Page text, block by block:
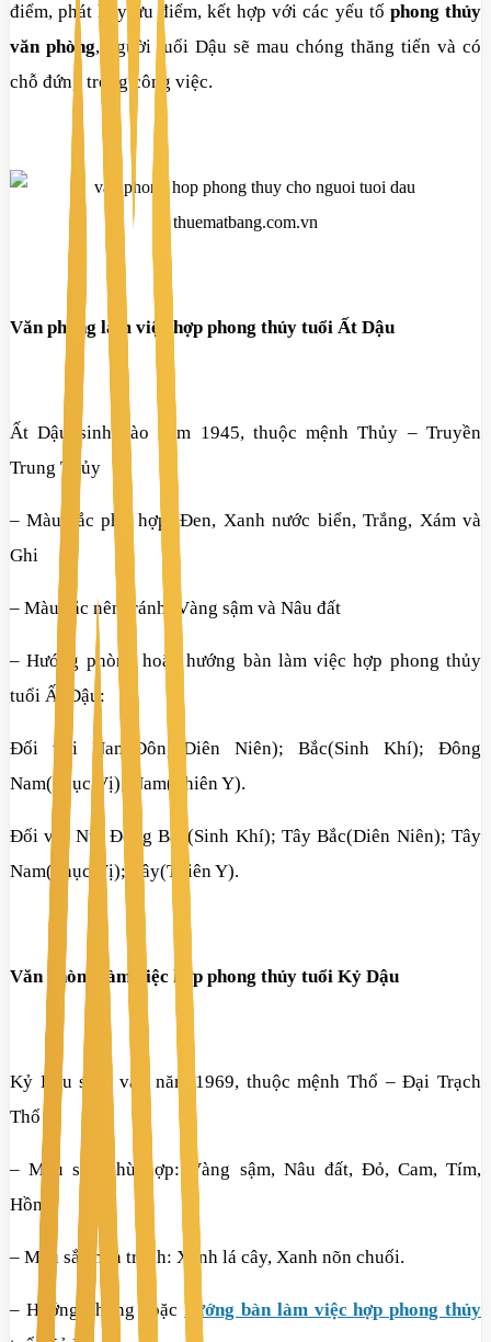
điểm, phát huy ưu điểm, kết hợp với các yếu tố phong thủy
văn phòng, người tuổi Dậu sẽ mau chóng thăng tiến và có
chỗ đứng trong công việc.
Văn phòng làm việc hợp phong thủy tuổi Ất Dậu
Ất Dậu sinh vào năm 1945, thuộc mệnh Thủy – Truyền
Trung Thủy
– Màu sắc phù hợp: Đen, Xanh nước biển, Trắng, Xám và
Ghi
– Màu sắc nên tránh: Vàng sậm và Nâu đất
– Hướng phòng hoặc hướng bàn làm việc hợp phong thủy
tuổi Ất Dậu:
Đối với Nam:Đông(Diên Niên); Bắc(Sinh Khí); Đông
Nam(Phục Vị); Nam(Thiên Y).
Đối với Nữ: Đông Bắc(Sinh Khí); Tây Bắc(Diên Niên); Tây
Nam(Phục Vị); Tây(Thiên Y).
Văn phòng làm việc hợp phong thủy tuổi Kỷ Dậu
Kỷ Dậu sinh vào năm 1969, thuộc mệnh Thổ – Đại Trạch
Thổ
– Màu sắc phù hợp: Vàng sậm, Nâu đất, Đỏ, Cam, Tím,
Hồng.
– Màu sắc nên tránh: Xanh lá cây, Xanh nõn chuối.
– Hướng phòng hoặchướng bàn làm việc hợp phong thủy